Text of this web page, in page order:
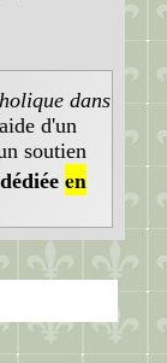
dans
d'un
soutien
en